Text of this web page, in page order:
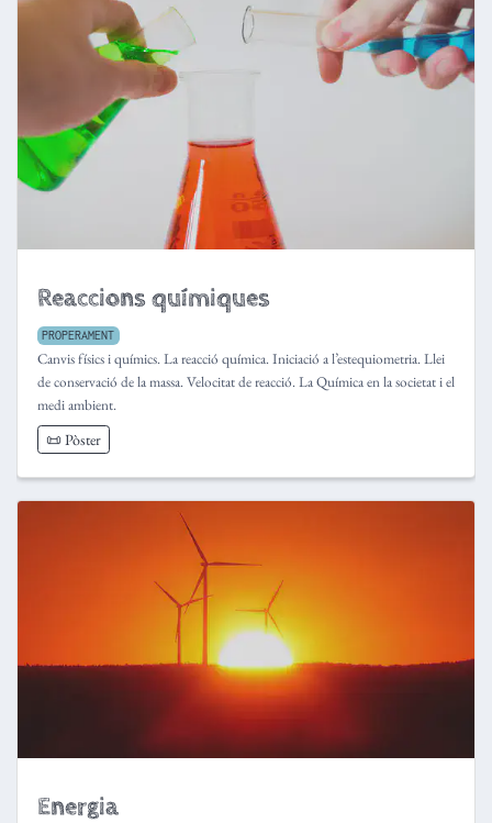
Reaccions químiques
PROPERAMENT
Canvis físics i químics. La reacció química. Iniciació a l’estequiometria. Llei
de conservació de la massa. Velocitat de reacció. La Química en la societat i el
medi ambient.
📜 Pòster
Energia